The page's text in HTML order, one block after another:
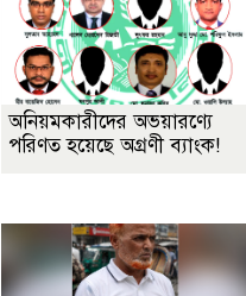
অনিয়মকারীদের অভয়ারণ্যে
পরিণত হয়েছে অগ্রণী ব্যাংক!